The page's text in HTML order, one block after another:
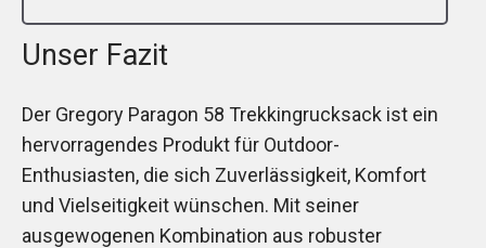
Unser Fazit
Der Gregory Paragon 58 Trekkingrucksack ist ein
hervorragendes Produkt für Outdoor-
Enthusiasten, die sich Zuverlässigkeit, Komfort
und Vielseitigkeit wünschen. Mit seiner
ausgewogenen Kombination aus robuster